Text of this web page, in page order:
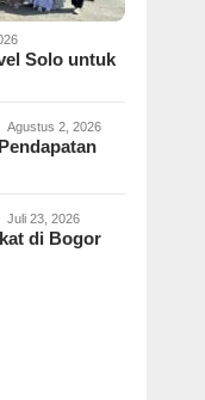
Solo untuk
Agustus 2, 2026
Juli 23, 2026
di Bogor